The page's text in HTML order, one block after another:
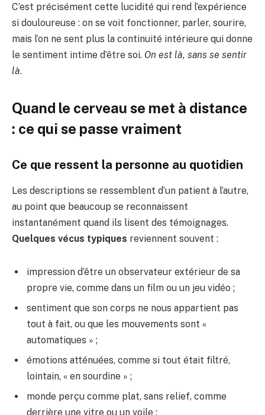
C’est précisément cette lucidité qui rend l’expérience
si douloureuse : on se voit fonctionner, parler, sourire,
mais l’on ne sent plus la continuité intérieure qui donne
le sentiment intime d’être soi. On est là, sans se sentir
là.
Quand le cerveau se met à distance
: ce qui se passe vraiment
Ce que ressent la personne au quotidien
Les descriptions se ressemblent d’un patient à l’autre,
au point que beaucoup se reconnaissent
instantanément quand ils lisent des témoignages.
Quelques vécus typiques reviennent souvent :
impression d’être un observateur extérieur de sa
propre vie, comme dans un film ou un jeu vidéo ;
sentiment que son corps ne nous appartient pas
tout à fait, ou que les mouvements sont «
automatiques » ;
émotions atténuées, comme si tout était filtré,
lointain, « en sourdine » ;
monde perçu comme plat, sans relief, comme
derrière une vitre ou un voile ;